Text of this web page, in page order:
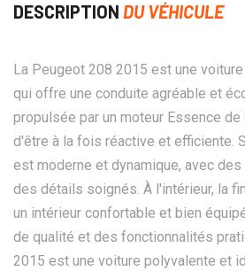
DESCRIPTION DU VÉHICULE
La Peugeot 208 2015 est une
qui offre une conduite agréable et
propulsée par un moteur Essence
d'être à la fois réactive et efficiente.
est moderne et dynamique, avec
des détails soignés. À l'intérieur, la
un intérieur confortable et bien
de qualité et des fonctionnalités
2015 est une voiture polyvalente et